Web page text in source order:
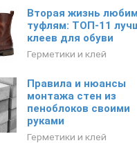
Вторая жизнь
туфлям: ТОП-11
клеев для обуви
Герметики и клей
Правила и нюансы
монтажа стен из
пеноблоков своими
руками
Герметики и клей